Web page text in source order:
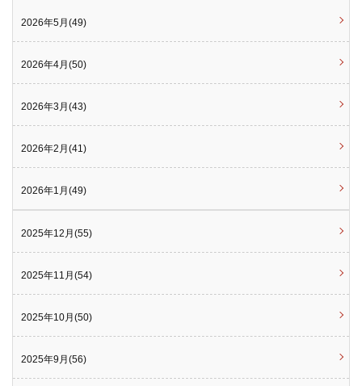
2026年5月(49)
2026年4月(50)
2026年3月(43)
2026年2月(41)
2026年1月(49)
2025年12月(55)
2025年11月(54)
2025年10月(50)
2025年9月(56)